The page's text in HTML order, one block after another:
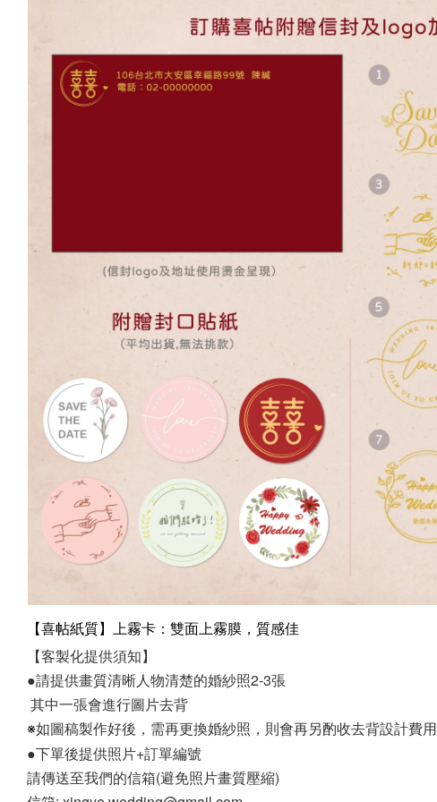
【喜帖紙質】上霧卡：雙面上霧膜，質感佳
【客製化提供須知】
●請提供畫質清晰人物清楚的婚紗照2-3張
其中一張會進行圖片去背
※如圖稿製作好後，需再更換婚紗照， 則會再另酌收去背設計費用
●下單後提供照片+訂單編號
請傳送至我們的信箱(避免照片畫質壓縮)